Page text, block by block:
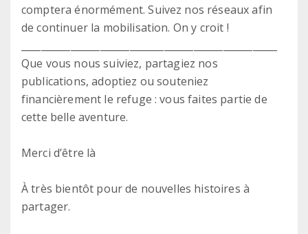
comptera énormément. Suivez nos réseaux afin
de continuer la mobilisation. On y croit !
Que vous nous suiviez, partagiez nos
publications, adoptiez ou souteniez
financièrement le refuge : vous faites partie de
cette belle aventure.
Merci d’être là
À très bientôt pour de nouvelles histoires à
partager.